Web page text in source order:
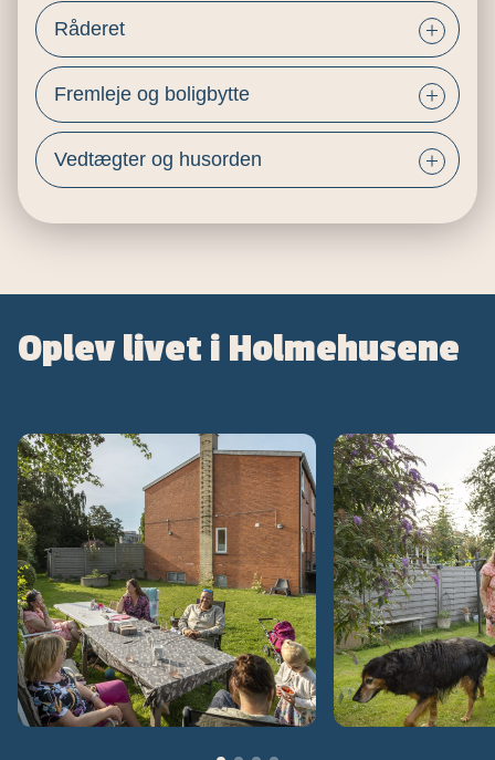
Råderet
Fremleje og boligbytte
Vedtægter og husorden
Oplev livet i Holmehusene